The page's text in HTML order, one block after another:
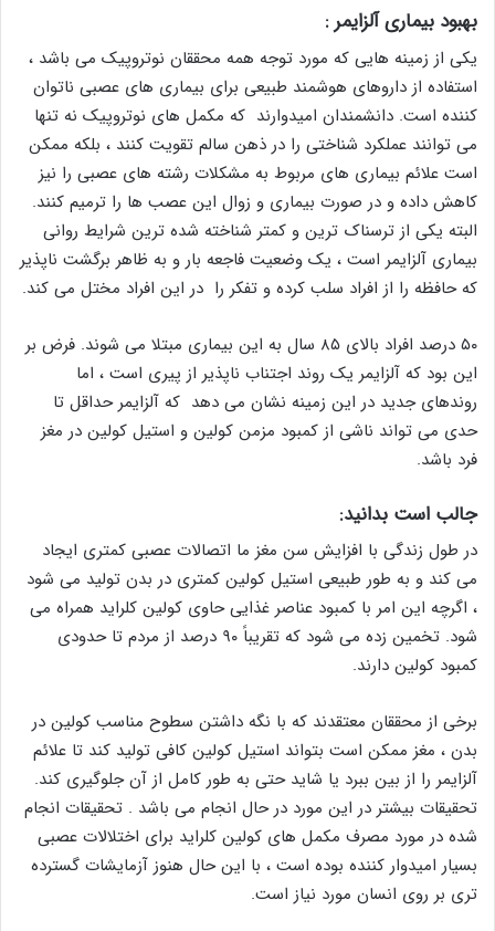
بهبود بیماری آلزایمر :
یکی از زمینه هایی که مورد توجه همه محققان نوتروپیک می باشد ،
استفاده از داروهای هوشمند طبیعی برای بیماری های عصبی ناتوان
کننده است. دانشمندان امیدوارند که مکمل های نوتروپیک نه تنها
می توانند عملکرد شناختی را در ذهن سالم تقویت کنند ، بلکه ممکن
است علائم بیماری های مربوط به مشکلات رشته های عصبی را نیز
کاهش داده و در صورت بیماری و زوال این عصب ها را ترمیم کنند.
البته یکی از ترسناک ترین و کمتر شناخته شده ترین شرایط روانی
بیماری آلزایمر است ، یک وضعیت فاجعه بار و به ظاهر برگشت ناپذیر
که حافظه را از افراد سلب کرده و تفکر را در این افراد مختل می کند.
۵۰ درصد افراد بالای ۸۵ سال به این بیماری مبتلا می شوند. فرض بر
این بود که آلزایمر یک روند اجتناب ناپذیر از پیری است ، اما
روندهای جدید در این زمینه نشان می دهد که آلزایمر حداقل تا
حدی می تواند ناشی از کمبود مزمن کولین و استیل کولین در مغز
فرد باشد.
جالب است بدانید:
در طول زندگی با افزایش سن مغز ما اتصالات عصبی کمتری ایجاد
می کند و به طور طبیعی استیل کولین کمتری در بدن تولید می شود
، اگرچه این امر با کمبود عناصر غذایی حاوی کولین کلراید همراه می
شود. تخمین زده می شود که تقریباً ۹۰ درصد از مردم تا حدودی
کمبود کولین دارند.
برخی از محققان معتقدند که با نگه داشتن سطوح مناسب کولین در
بدن ، مغز ممکن است بتواند استیل کولین کافی تولید کند تا علائم
آلزایمر را از بین ببرد یا شاید حتی به طور کامل از آن جلوگیری کند.
تحقیقات بیشتر در این مورد در حال انجام می باشد . تحقیقات انجام
شده در مورد مصرف مکمل های کولین کلراید برای اختلالات عصبی
بسیار امیدوار کننده بوده است ، با این حال هنوز آزمایشات گسترده
تری بر روی انسان مورد نیاز است.